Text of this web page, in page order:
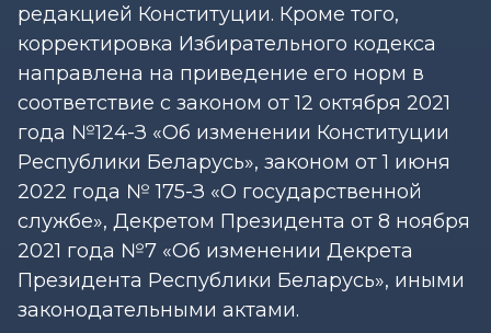
редакцией Конституции. Кроме того,
корректировка Избирательного кодекса
направлена на приведение его норм в
соответствие с законом от 12 октября 2021
года №124-З «Об изменении Конституции
Республики Беларусь», законом от 1 июня
2022 года № 175-З «О государственной
службе», Декретом Президента от 8 ноября
2021 года №7 «Об изменении Декрета
Президента Республики Беларусь», иными
законодательными актами.